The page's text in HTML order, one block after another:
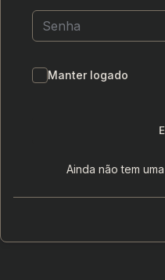
Manter logado
Ainda não tem